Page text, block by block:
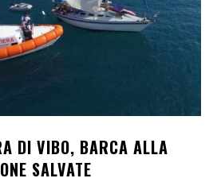
DI VIBO, BARCA ALLA
SALVATE